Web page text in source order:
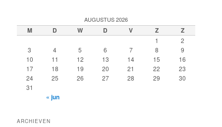
AUGUSTUS 2026
M D W D V Z Z
1
2
3
4 5 6 7 8
9
10
11 12 13 14 15
16
17
18 19 20 21 22
23
24
25 26 27 28 29
30
31
« jun
ARCHIEVEN